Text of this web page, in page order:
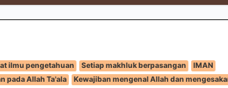
ilmu pengetahuan Setiap makhluk berpasangan
IMAN
pada Allah Ta'ala
Kewajiban mengenal Allah dan